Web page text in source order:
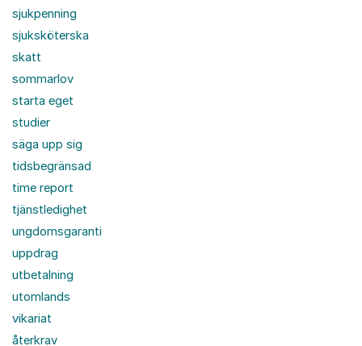
sjukpenning
sjuksköterska
skatt
sommarlov
starta eget
studier
säga upp sig
tidsbegränsad
time report
tjänstledighet
ungdomsgaranti
uppdrag
utbetalning
utomlands
vikariat
återkrav